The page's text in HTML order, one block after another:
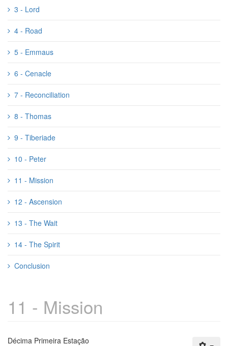
3 - Lord
4 - Road
5 - Emmaus
6 - Cenacle
7 - Reconciliation
8 - Thomas
9 - Tiberiade
10 - Peter
11 - Mission
12 - Ascension
13 - The Wait
14 - The Spirit
Conclusion
11 - Mission
Décima Primeira Estação